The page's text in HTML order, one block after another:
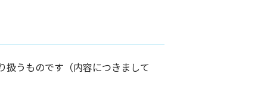
扱うものです（内容につきまして